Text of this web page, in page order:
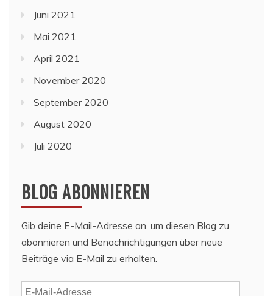
Juni 2021
Mai 2021
April 2021
November 2020
September 2020
August 2020
Juli 2020
BLOG ABONNIEREN
Gib deine E-Mail-Adresse an, um diesen Blog zu
abonnieren und Benachrichtigungen über neue
Beiträge via E-Mail zu erhalten.
E-